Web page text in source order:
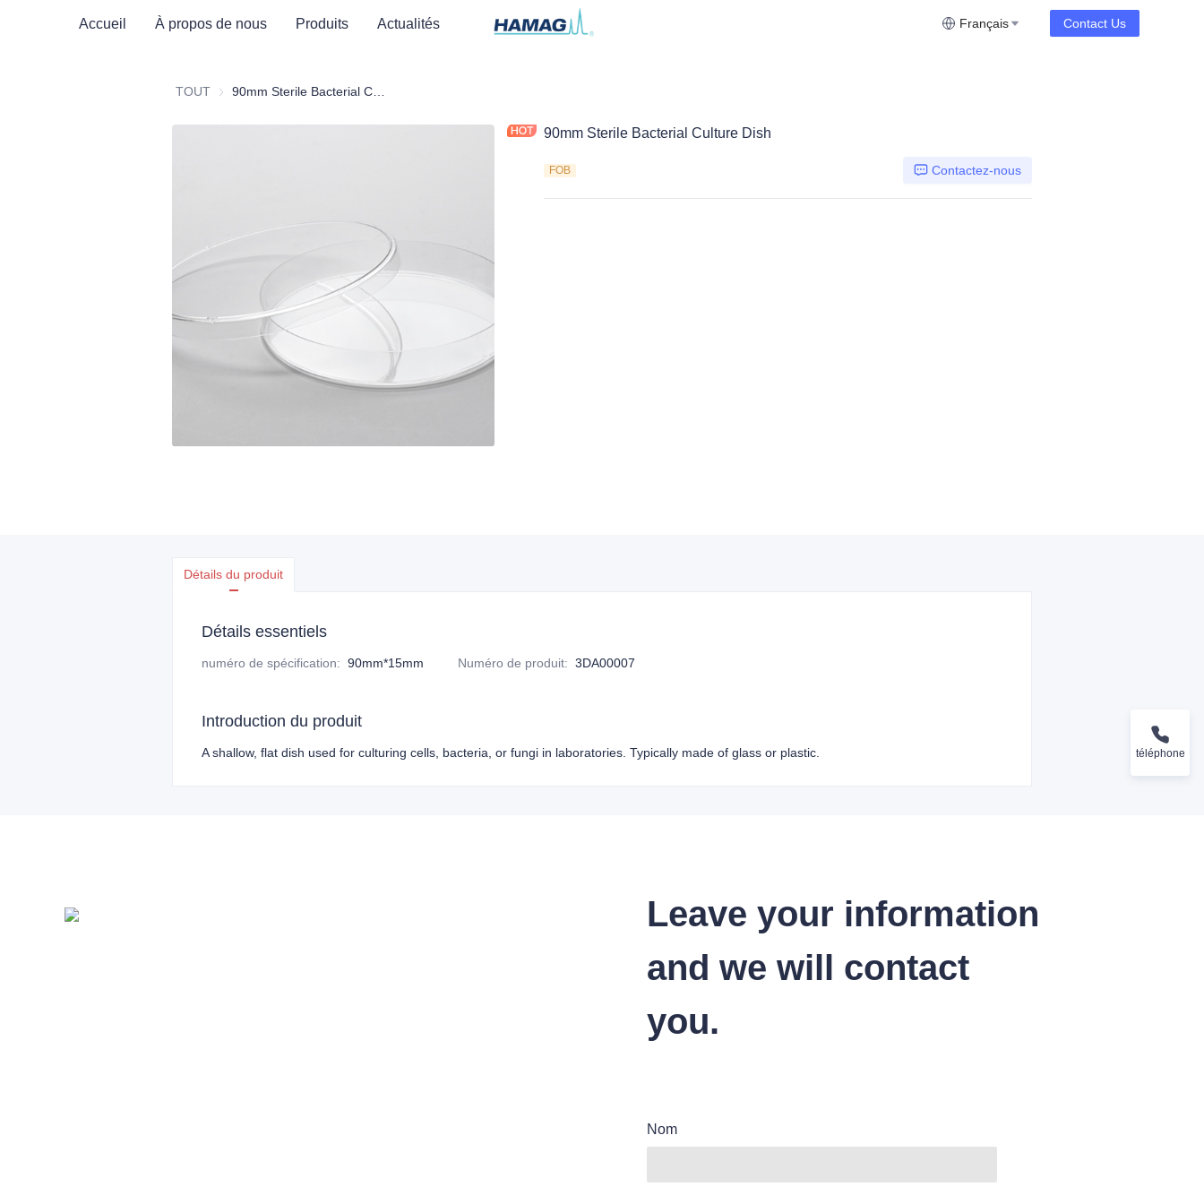
Accueil À propos de nous Produits Actualités Français Contact Us
TOUT
90mm Sterile Bacterial Culture Dish
FOB Contactez-nous
Détails du produit
Détails essentiels
numéro de spécification: 90mm*15mm Numéro de produit: 3DA00007
Introduction du produit
A shallow, flat dish used for culturing cells, bacteria, or fungi in laboratories. Typically made of glass or plastic.
Leave your information
and we will contact
you.
Nom
téléphone